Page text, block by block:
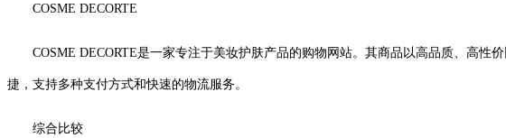
COSME DECORTE
COSME DECORTE是一家专注于美妆护肤产品的购物网站。其商品以高品质、高
捷，支持多种支付方式和快速的物流服务。
综合比较